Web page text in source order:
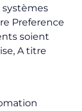
Preference
soient
A titre